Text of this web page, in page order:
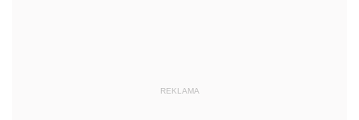
REKLAMA